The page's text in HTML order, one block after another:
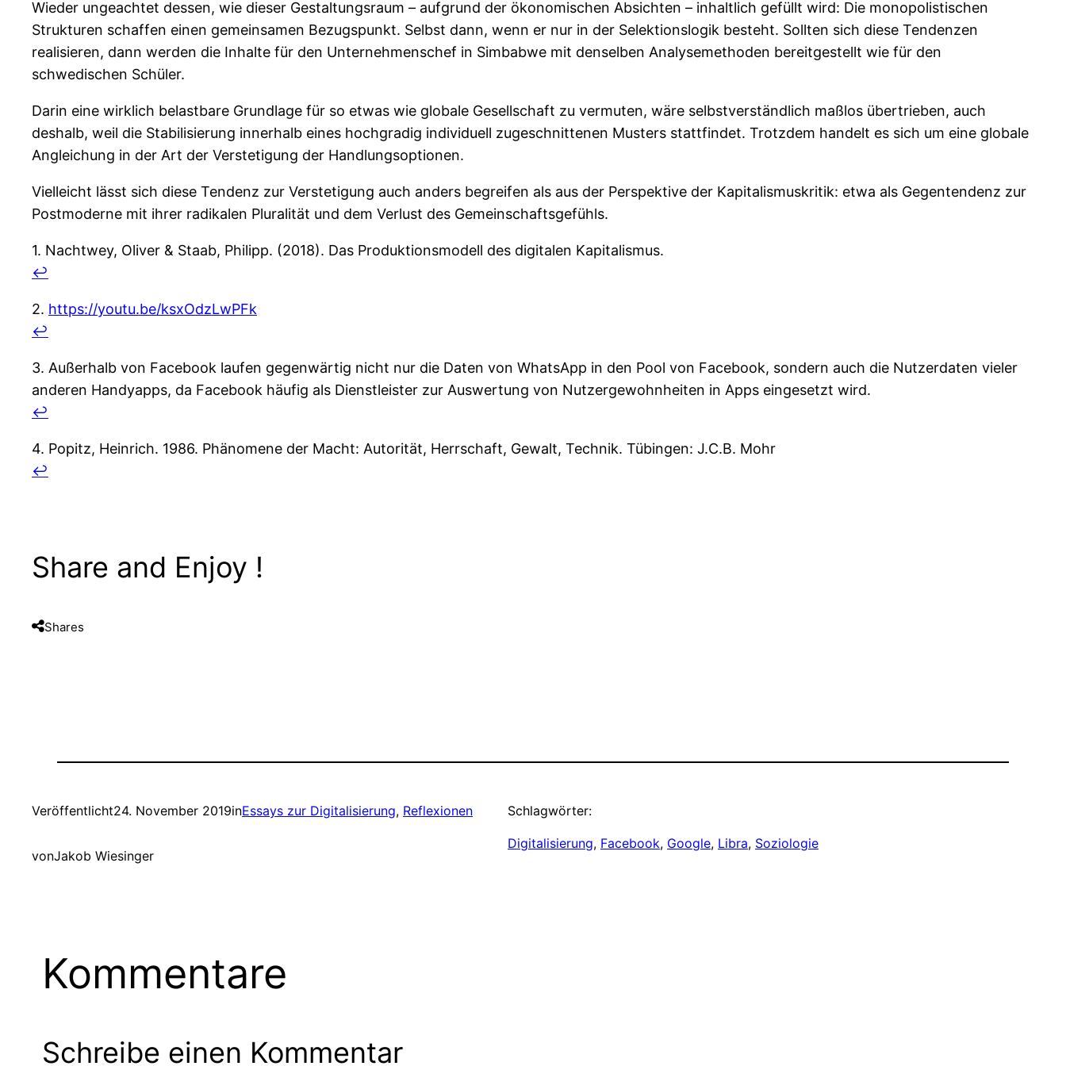
Wieder ungeachtet dessen, wie dieser Gestaltungsraum – aufgrund der ökonomischen Absichten – inhaltlich gefüllt wird: Die monopolistischen
Strukturen schaffen einen gemeinsamen Bezugspunkt. Selbst dann, wenn er nur in der Selektionslogik besteht. Sollten sich diese Tendenzen
realisieren, dann werden die Inhalte für den Unternehmenschef in Simbabwe mit denselben Analysemethoden bereitgestellt wie für den
schwedischen Schüler.
Darin eine wirklich belastbare Grundlage für so etwas wie globale Gesellschaft zu vermuten, wäre selbstverständlich maßlos übertrieben, auch
deshalb, weil die Stabilisierung innerhalb eines hochgradig individuell zugeschnittenen Musters stattfindet. Trotzdem handelt es sich um eine globale
Angleichung in der Art der Verstetigung der Handlungsoptionen.
Vielleicht lässt sich diese Tendenz zur Verstetigung auch anders begreifen als aus der Perspektive der Kapitalismuskritik: etwa als Gegentendenz zur
Postmoderne mit ihrer radikalen Pluralität und dem Verlust des Gemeinschaftsgefühls.
1. Nachtwey, Oliver & Staab, Philipp. (2018). Das Produktionsmodell des digitalen Kapitalismus.
↩
2. https://youtu.be/ksxOdzLwPFk
↩
3. Außerhalb von Facebook laufen gegenwärtig nicht nur die Daten von WhatsApp in den Pool von Facebook, sondern auch die Nutzerdaten vieler
anderen Handyapps, da Facebook häufig als Dienstleister zur Auswertung von Nutzergewohnheiten in Apps eingesetzt wird.
↩
4. Popitz, Heinrich. 1986. Phänomene der Macht: Autorität, Herrschaft, Gewalt, Technik. Tübingen: J.C.B. Mohr
↩
Share and Enjoy !
Shares
Veröffentlicht24. November 2019inEssays zur Digitalisierung, Reflexionen
vonJakob Wiesinger
Schlagwörter:
Digitalisierung, Facebook, Google, Libra, Soziologie
Kommentare
Schreibe einen Kommentar